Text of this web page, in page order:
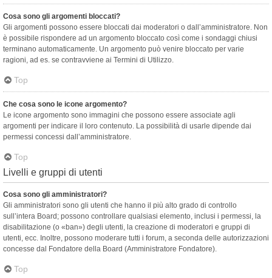
Cosa sono gli argomenti bloccati?
Gli argomenti possono essere bloccati dai moderatori o dall’amministratore. Non
è possibile rispondere ad un argomento bloccato così come i sondaggi chiusi
terminano automaticamente. Un argomento può venire bloccato per varie
ragioni, ad es. se contravviene ai Termini di Utilizzo.
Top
Che cosa sono le icone argomento?
Le icone argomento sono immagini che possono essere associate agli
argomenti per indicare il loro contenuto. La possibilità di usarle dipende dai
permessi concessi dall’amministratore.
Top
Livelli e gruppi di utenti
Cosa sono gli amministratori?
Gli amministratori sono gli utenti che hanno il più alto grado di controllo
sull’intera Board; possono controllare qualsiasi elemento, inclusi i permessi, la
disabilitazione (o «ban») degli utenti, la creazione di moderatori e gruppi di
utenti, ecc. Inoltre, possono moderare tutti i forum, a seconda delle autorizzazioni
concesse dal Fondatore della Board (Amministratore Fondatore).
Top